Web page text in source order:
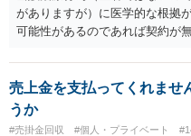
がありますが）に医学的な根拠
可能性があるのであれば契約が
いては、加害者に資金がないこ
了することもありますので、お
拠や契約書類、説明資料等を含
ます。
売上金を支払ってくれませ
うか
#売掛金回収 #個人・プライベート